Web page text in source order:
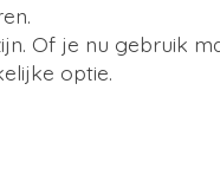
Of je nu gebruik
optie.